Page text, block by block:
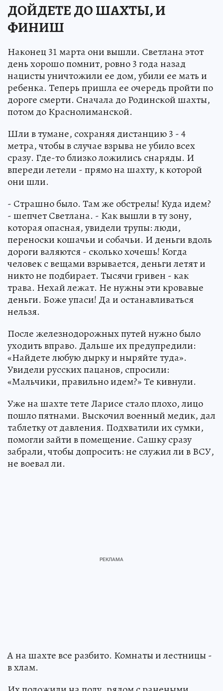
ДОЙДЕТЕ ДО ШАХТЫ, И
ФИНИШ
Наконец 31 марта они вышли. Светлана этот
день хорошо помнит, ровно 3 года назад
нацисты уничтожили ее дом, убили ее мать и
ребенка. Теперь пришла ее очередь пройти по
дороге смерти. Сначала до Родинской шахты,
потом до Краснолиманской.
Шли в тумане, сохраняя дистанцию 3 - 4
метра, чтобы в случае взрыва не убило всех
сразу. Где-то близко ложились снаряды. И
впереди летели - прямо на шахту, к которой
они шли.
- Страшно было. Там же обстрелы! Куда идем?
- шепчет Светлана. - Как вышли в ту зону,
которая опасная, увидели трупы: люди,
переноски кошачьи и собачьи. И деньги вдоль
дороги валяются - сколько хочешь! Когда
человек с вещами взрывается, деньги летят и
никто не подбирает. Тысячи гривен - как
трава. Нехай лежат. Не нужны эти кровавые
деньги. Боже упаси! Да и останавливаться
нельзя.
После железнодорожных путей нужно было
уходить вправо. Дальше их предупредили:
«Найдете любую дырку и ныряйте туда».
Увидели русских пацанов, спросили:
«Мальчики, правильно идем?» Те кивнули.
Уже на шахте тете Ларисе стало плохо, лицо
пошло пятнами. Выскочил военный медик, дал
таблетку от давления. Подхватили их сумки,
помогли зайти в помещение. Сашку сразу
забрали, чтобы допросить: не служил ли в ВСУ,
не воевал ли.
А на шахте все разбито. Комнаты и лестницы -
в хлам.